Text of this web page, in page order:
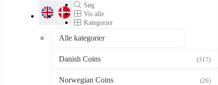
Søg
Vis alle
Kategorier
Alle kategorier
Danish Coins (317)
Norwegian Coins (26)